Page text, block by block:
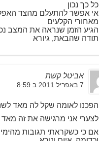
כל כך נכון
אי אפשר להתעלם מהצד האפל
מאחורי הקלעים
הגיע הזמן שנראה את המצב
תודה שהבאת, גיורא
אביטל קשת
7 באפריל 2011 ב 8:59
הפכנו לאומה שקל לה מאד
לצערי אני מרגישה את זה מאד
אם כי כשקראתי תגובות